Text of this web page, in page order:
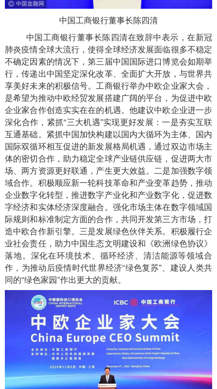
中国工商银行董事长陈四清
中国工商银行董事长陈四清在致辞中表示，在新冠
肺炎疫情全球大流行，使得全球经济发展面临很多不稳定
不确定因素的情况下，第三届中国国际进口博览会如期举
行，传递出中国坚定深化改革、全面扩大开放，与世界共
享美好未来的积极信号。工商银行举办中欧企业家大会，
是希望为推动中欧经贸发展搭建广阔的平台，为促进中欧
企业家合作创造实实在在的机遇。他建议中欧企业进一步
深化合作，紧抓“三大机遇”实现更好发展：一是夯实互联
互通基础。紧抓中国加快构建以国内大循环为主体、国内
国际双循环相互促进的新发展格局机遇，通过双边市场主
体的密切合作，助力稳定全球产业链供应链，促进两大市
场、两方资源更好联通，产生更大效益。二是加强数字领
域合作。积极顺应新一轮科技革命和产业变革趋势，推动
企业数字化转型，推进数字产业化和产业数字化，促进数
字经济和实体经济深度融合。强化市场主体在数字领域国
际规则和标准制定方面的合作，共同开发第三方市场，打
造中欧合作新引擎。三是发展绿色伙伴关系。积极履行企
业社会责任，助力中国生态文明建设和《欧洲绿色协议》
落地。深化在环境技术、循环经济、清洁能源等领域合
作，为推动后疫情时代世界经济“绿色复苏”、建设人类共
同的“绿色家园”作出更大的贡献。